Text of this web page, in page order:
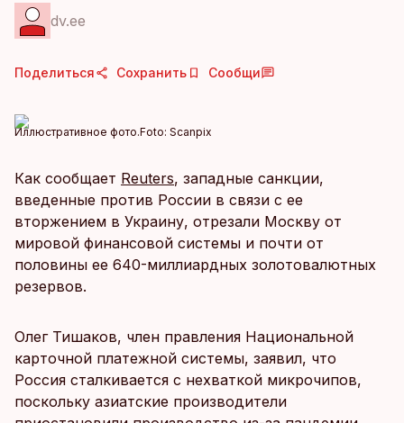
dv.ee
Поделиться Сохранить Сообщи
Иллюстративное фото.Foto: Scanpix
Как сообщает Reuters, западные санкции,
введенные против России в связи с ее
вторжением в Украину, отрезали Москву от
мировой финансовой системы и почти от
половины ее 640-миллиардных золотовалютных
резервов.
Олег Тишаков, член правления Национальной
карточной платежной системы, заявил, что
Россия сталкивается с нехваткой микрочипов,
поскольку азиатские производители